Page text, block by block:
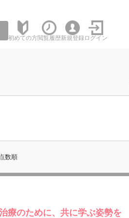
初めての方閲覧履歴新規登録 ログイン
数順
療のために、共に学ぶ姿勢を